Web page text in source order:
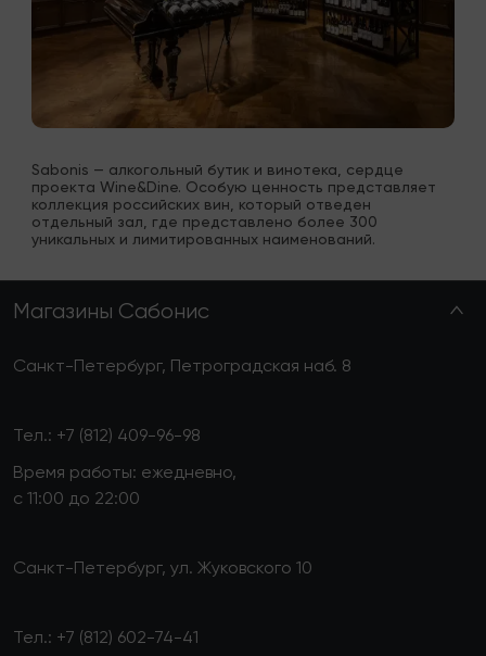
Sabonis — алкогольный бутик и винотека, сердце
проекта Wine&Dine. Особую ценность представляет
коллекция российских вин, который отведен
отдельный зал, где представлено более 300
уникальных и лимитированных наименований.
Магазины Сабонис
Санкт-Петербург, Петроградская наб. 8
Тел.: +7 (812) 409-96-98
Время работы: ежедневно,
с 11:00 до 22:00
Санкт-Петербург, ул. Жуковского 10
Тел.: +7 (812) 602-74-41